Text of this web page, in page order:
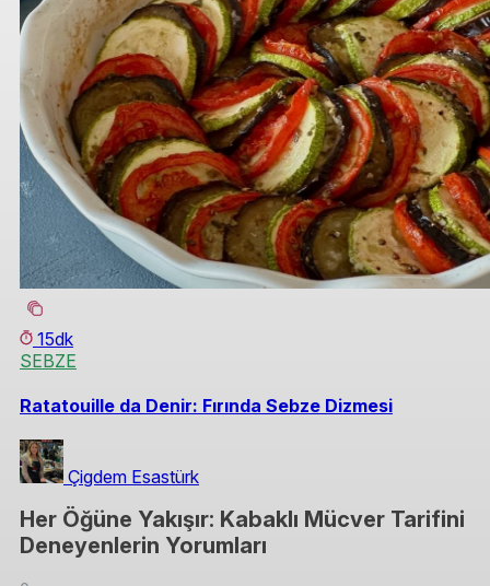
15dk
SEBZE
Ratatouille da Denir: Fırında Sebze Dizmesi
Çigdem Esastürk
Her Öğüne Yakışır: Kabaklı Mücver Tarifini
Deneyenlerin Yorumları